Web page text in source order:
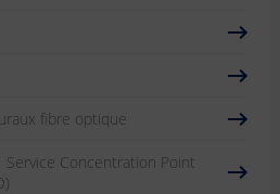
fibre optique
Concentration Point